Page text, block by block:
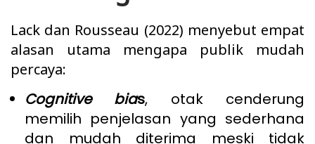
Lack dan Rousseau (2022) menyebut empat
alasan utama mengapa publik mudah
percaya:
Cognitive bias, otak cenderung
memilih penjelasan yang sederhana
dan mudah diterima meski tidak